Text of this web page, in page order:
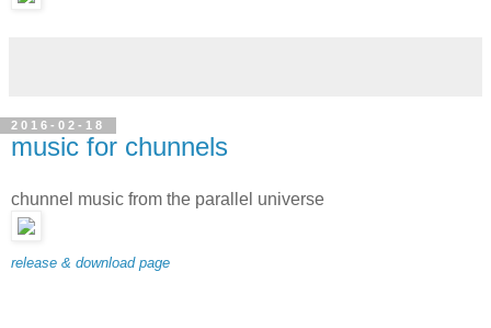
2016-02-18
music for chunnels
chunnel music from the parallel universe
release & download page